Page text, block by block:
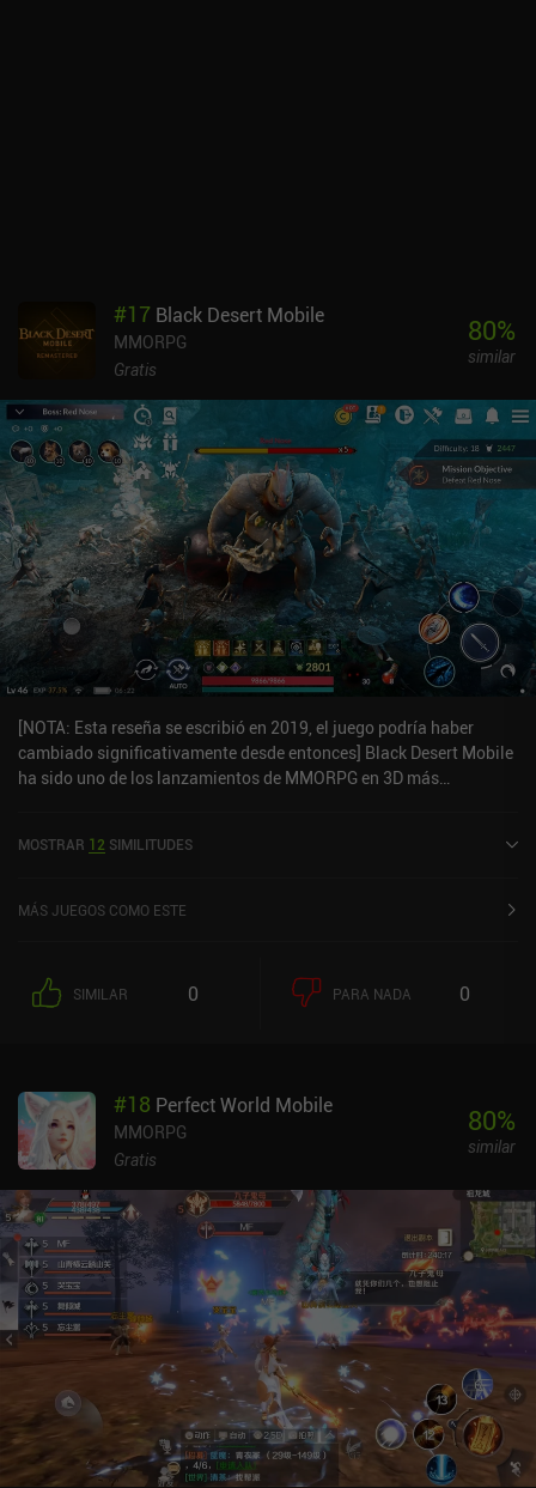
#17 Black Desert Mobile
MMORPG
Gratis
80%
similar
[NOTA: Esta reseña se escribió en 2019, el juego podría haber
cambiado significativamente desde entonces] Black Desert Mobile
ha sido uno de los lanzamientos de MMORPG en 3D más
que nunca he visto en un MMORPG para móviles. El sistema de
potente, y las numerosas características del juego, como misiones,
Debido a la tienda premium, los jugadores de pago tienen una
ventaja a la hora de progresar, pero si te gustan los MMORPG
MOSTRAR 12 SIMILITUDES
MÁS JUEGOS COMO ESTE
SIMILAR 0 PARA NADA 0
#18 Perfect World Mobile
MMORPG
Gratis
80%
similar